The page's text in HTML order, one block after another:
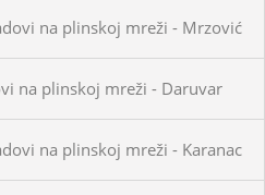
na plinskoj mreži - Mrzović
na plinskoj mreži - Daruvar
na plinskoj mreži - Karanac